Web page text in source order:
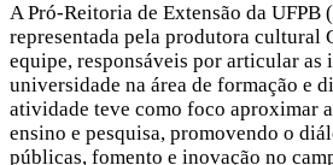
A Pró-Reitoria de Extensão da UFPB
representada pela produtora cultural
equipe, responsáveis por articular as
universidade na área de formação e
atividade teve como foco aproximar
ensino e pesquisa, promovendo o
públicas, fomento e inovação no